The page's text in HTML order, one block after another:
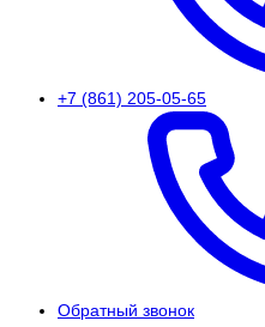
+7 (861) 205-05-65
Обратный звонок